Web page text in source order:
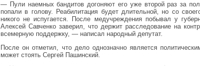
— Пули наемных бандитов догоняют его уже второй раз за
попали в голову. Реабилитация будет длительной, но со
никого не испугается. После медучреждения побывал у
Алексей Савченко заверил, что держит расследование на
всемерную поддержку, — написал народный депутат.
После он отметил, что дело однозначно является
может стоять Сергей Пашинский.